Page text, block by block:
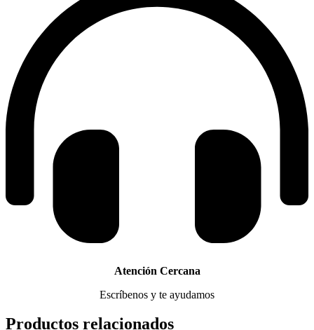
Atención Cercana
Escríbenos y te ayudamos
Productos relacionados